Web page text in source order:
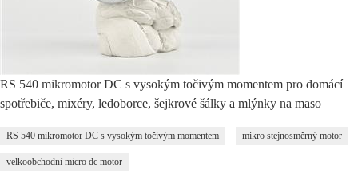
RS 540 mikromotor DC s vysokým točivým momentem pro domácí
spotřebiče, mixéry, ledoborce, šejkrové šálky a mlýnky na maso
RS 540 mikromotor DC s vysokým točivým momentem mikro stejnosměrný motor
velkoobchodní micro dc motor